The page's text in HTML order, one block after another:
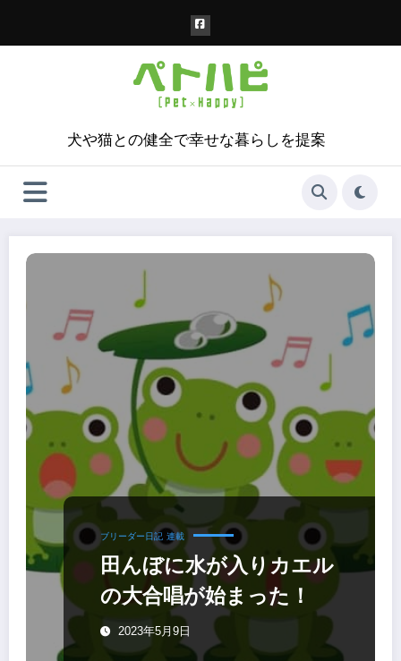
犬や猫との健全で幸せな暮らしを提案
ブリーダー日記 連載
田んぼに水が入りカエル
の大合唱が始まった！
2023年5月9日